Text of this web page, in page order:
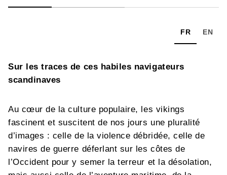
FR EN
Sur les traces de ces habiles navigateurs
scandinaves
Au cœur de la culture populaire, les vikings
fascinent et suscitent de nos jours une pluralité
d’images : celle de la violence débridée, celle de
navires de guerre déferlant sur les côtes de
l’Occident pour y semer la terreur et la désolation,